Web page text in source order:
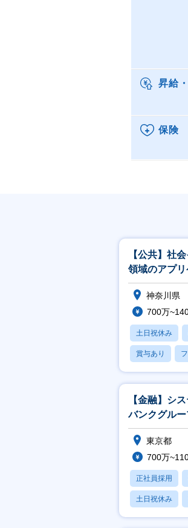
昇給
保険
【公共】社
領域のアプ
／PL候補
神奈川県
700万
土日祝休み
賞与あり
社宅・住宅補助
【金融】シ
バンクグル
発リーダ）担
東京都
700万
正社員採用
土日祝休み
産休・育休あり